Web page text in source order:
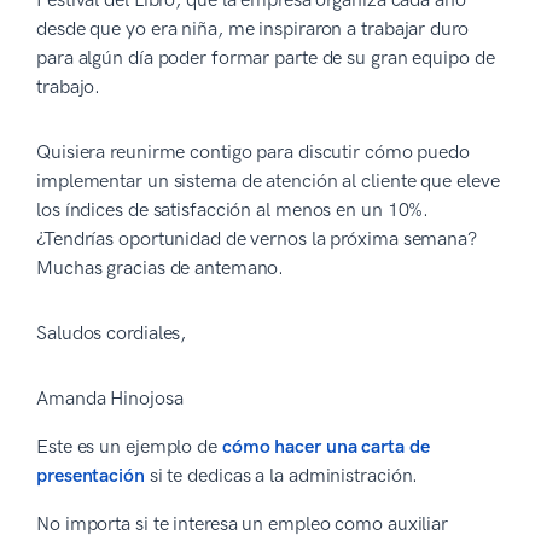
desde que yo era niña, me inspiraron a trabajar duro
para algún día poder formar parte de su gran equipo de
trabajo.
Quisiera reunirme contigo para discutir cómo puedo
implementar un sistema de atención al cliente que eleve
los índices de satisfacción al menos en un 10%.
¿Tendrías oportunidad de vernos la próxima semana?
Muchas gracias de antemano.
Saludos cordiales,
Amanda Hinojosa
Este es un ejemplo de cómo hacer una carta de
presentación si te dedicas a la administración.
No importa si te interesa un empleo como auxiliar